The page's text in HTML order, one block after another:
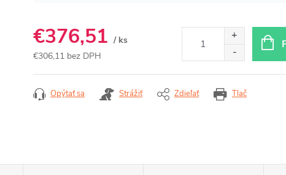
€376,51 / ks
€306,11 bez DPH
Tlač
Opýtať sa Strážiť Zdieľať